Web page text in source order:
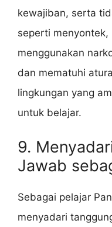
kewajiban, serta
seperti menyontek,
menggunakan
dan mematuhi
lingkungan yang
untuk belajar.
9.
Jawab
Sebagai pelajar
menyadari